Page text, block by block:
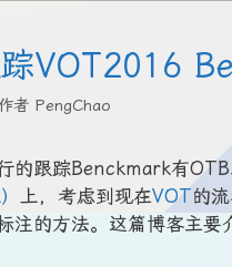
VOT2016
者 PengChao
的跟踪Benckmark有
上，考虑到现在VOT的
注的方法。这篇博客主要